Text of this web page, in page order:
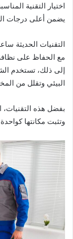
اختيار التقنية
يضمن أعلى درجات
التقنيات الحديثة
مع الحفاظ على
إلى ذلك، تستخدم
البيئي وتقلل من
بفضل هذه
وتثبت مكانتها